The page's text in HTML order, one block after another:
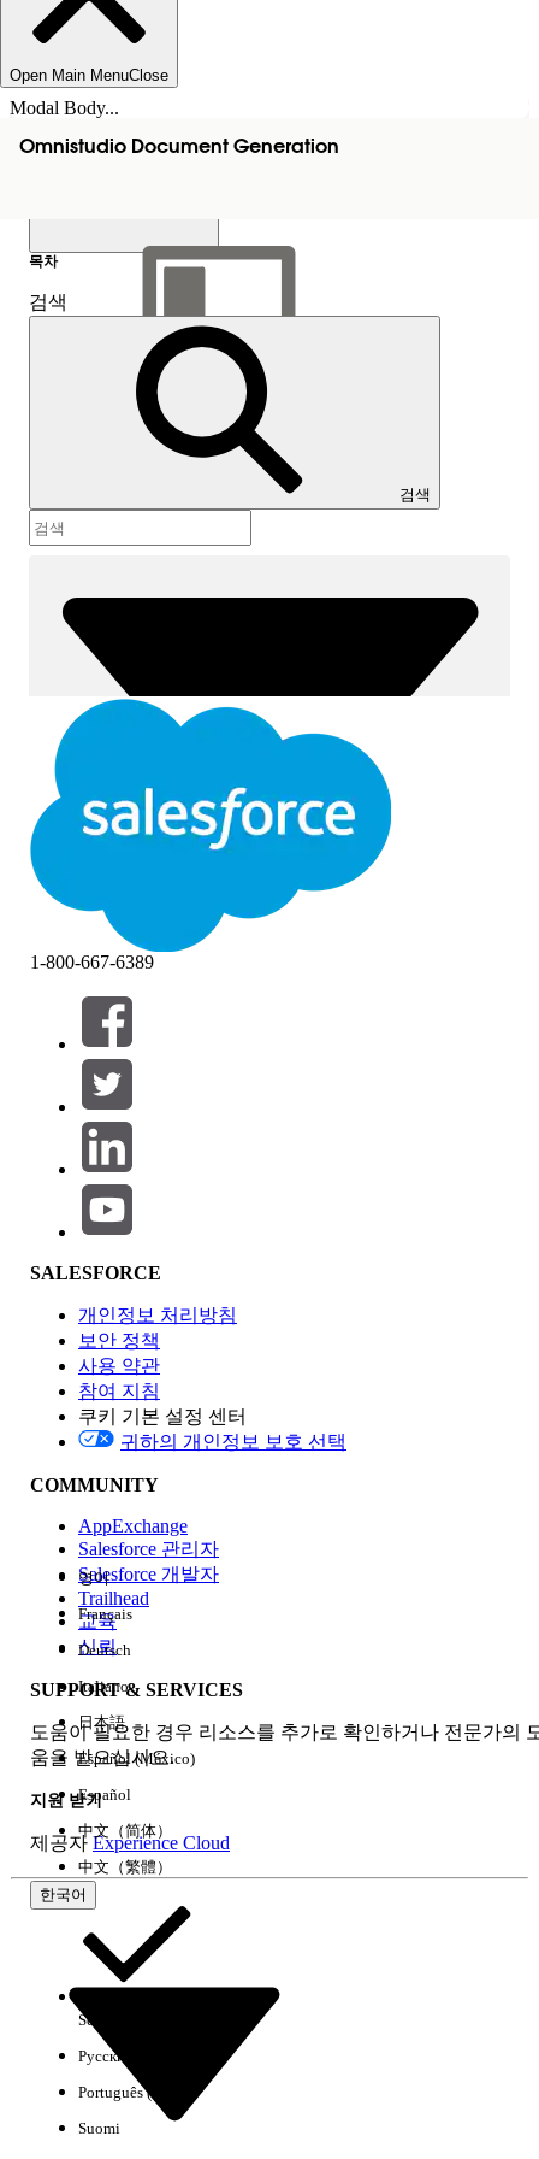
Open Main MenuClose
Modal Body...
Omnistudio Document Generation
목차 표시
목차
검색
검색
필터 (0)
필터 선택
제품 영역
기능 영향
Edition
경험
1-800-667-6389
SALESFORCE
개인정보 처리방침
보안 정책
사용 약관
참여 지침
쿠키 기본 설정 센터
귀하의 개인정보 보호 선택
COMMUNITY
AppExchange
Salesforce 관리자
Salesforce 개발자
Trailhead
교육
신뢰
SUPPORT & SERVICES
도움이 필요한 경우 리소스를 추가로 확인하거나 전문가의
움을 받으십시오.
지원 받기
제공자 Experience Cloud
한국어
영어
Français
Deutsch
Italiano
日本語
Español (México)
Español
中文（简体）
中文（繁體）
Select Org
Русский
Português (Brasil)
Suomi